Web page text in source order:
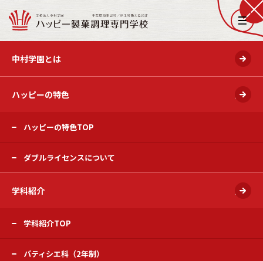
開く
中村学園とは
ハッピーの特色 開く
ハッピーの特色TOP
ダブルライセンスについて
学科紹介 開く
学科紹介TOP
パティシエ科（2年制）